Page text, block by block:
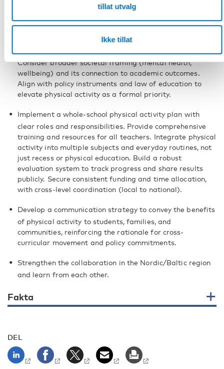
tillat utvalg
Ikke tillat
activity within the school sector
following recommendations:
Emphasize physical activity’s impact on academic
achievement and cognitive function in decision-making.
Consider broader societal framing (mental health,
wellbeing) and its connection to academic outcomes.
Align with policy instruments and law of education to
elevate physical activity as a formal priority.
Implement a whole-school physical activity plan with
clear roles and responsibilities. Provide comprehensive
training and resources for all teachers. Integrate physical
activity into multiple subjects and everyday routines, not
just recess or physical education. Build a robust
evaluation system to track progress and share results
publicly. Secure consistent funding and time allocation,
with cross-level coordination (local to national).
Develop a communication strategy to convey the benefits
of physical activity to students, families, and
communities, reinforcing the rationale for cross-
curricular movement and policy commitments.
Strengthen the collaboration in the Nordic/Baltic region
and learn from each other.
Fakta
DEL